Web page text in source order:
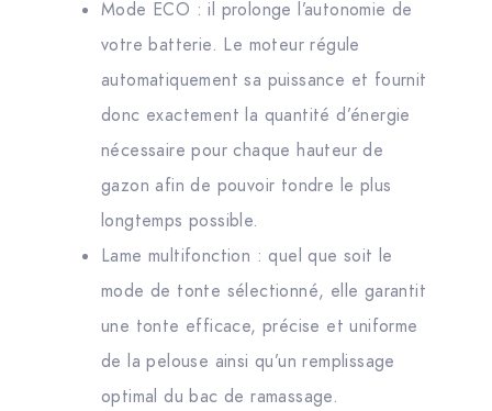
Mode ECO : il prolonge l’autonomie de
votre batterie. Le moteur régule
automatiquement sa puissance et fournit
donc exactement la quantité d’énergie
nécessaire pour chaque hauteur de
gazon afin de pouvoir tondre le plus
longtemps possible.
Lame multifonction : quel que soit le
mode de tonte sélectionné, elle garantit
une tonte efficace, précise et uniforme
de la pelouse ainsi qu’un remplissage
optimal du bac de ramassage.